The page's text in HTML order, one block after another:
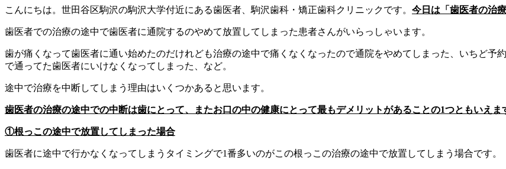
こんにちは。世田谷区駒沢の駒沢大学付近にある歯医者、駒沢歯科・矯正歯科クリニックです。 今日は「歯医者の治
歯医者での治療の途中で歯医者に通院するのやめて放置してしまった患者さんがいらっしゃいます。
歯が痛くなって歯医者に通い始めたのだけれども治療の途中で痛くなくなったので通院をやめてしまった、いちど予
で通ってた歯医者にいけなくなってしまった、など。
途中で治療を中断してしまう理由はいくつかあると思います。
歯医者の治療の途中での中断は歯にとって、またお口の中の健康にとって最もデメリットがあることの1つともいえま
①根っこの途中で放置してしまった場合
歯医者に途中で行かなくなってしまうタイミングで1番多いのがこの根っこの治療の途中で放置してしまう場合です。